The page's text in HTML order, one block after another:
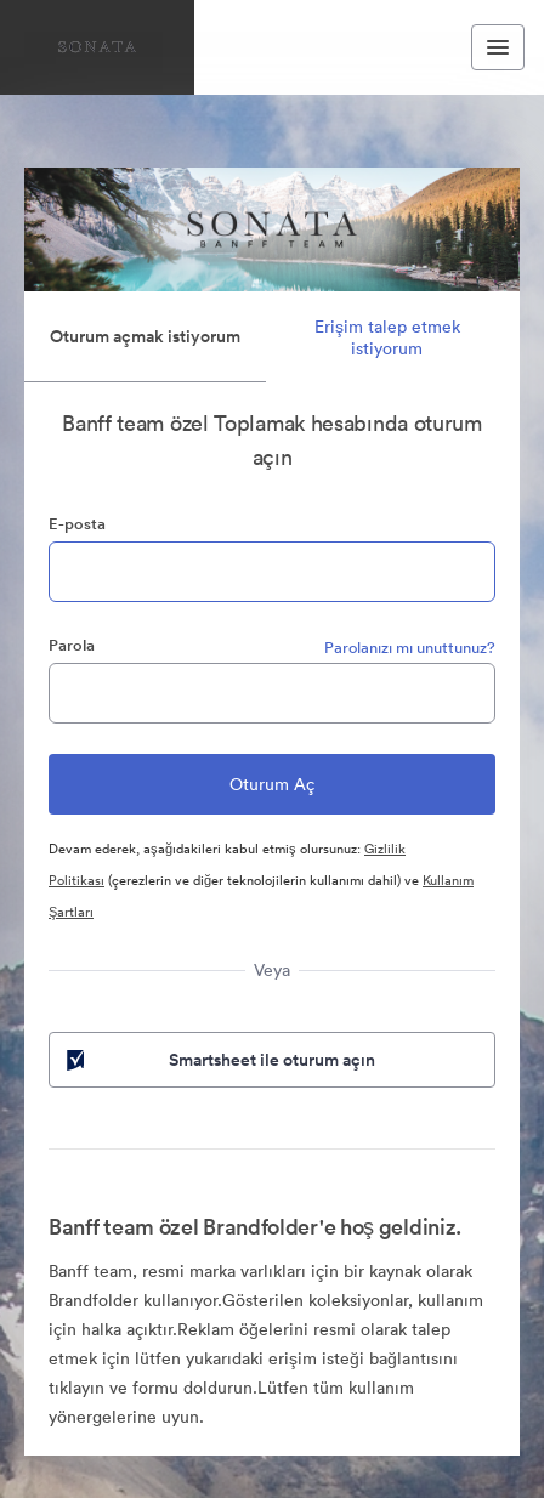
Oturum açmak istiyorum
Erişim talep etmek
istiyorum
Banff team özel Toplamak hesabında oturum
açın
E-posta
Parola Parolanızı mı unuttunuz?
Devam ederek, aşağıdakileri kabul etmiş olursunuz:Gizlilik
Politikası (çerezlerin ve diğer teknolojilerin kullanımı dahil) ve Kullanım
Şartları
Veya
Smartsheet ile oturum açın
Banff team özel Brandfolder'e hoş geldiniz.
Banff team, resmi marka varlıkları için bir kaynak olarak
Brandfolder kullanıyor.Gösterilen koleksiyonlar, kullanım
için halka açıktır.Reklam öğelerini resmi olarak talep
etmek için lütfen yukarıdaki erişim isteği bağlantısını
tıklayın ve formu doldurun.Lütfen tüm kullanım
yönergelerine uyun.